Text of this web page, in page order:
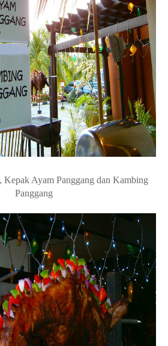
kambing Grill sebab ada 2 ekor besar